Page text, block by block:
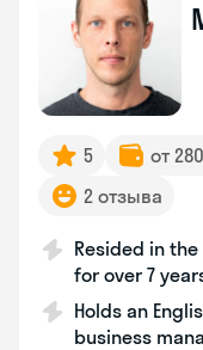
5 от
2 отзыва
Resided in
for over 7
Holds an
business